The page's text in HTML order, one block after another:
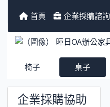
首頁 企業採購諮詢
椅子 桌子
企業採購協助